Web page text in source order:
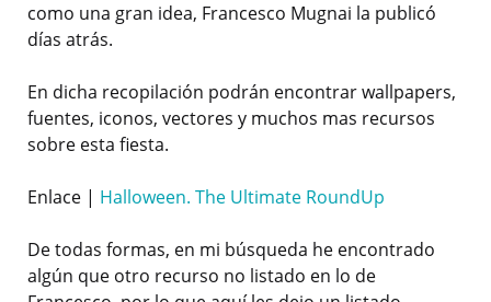
como una gran idea, Francesco Mugnai la publicó
días atrás.
En dicha recopilación podrán encontrar wallpapers,
fuentes, iconos, vectores y muchos mas recursos
sobre esta fiesta.
Enlace | Halloween. The Ultimate RoundUp
De todas formas, en mi búsqueda he encontrado
algún que otro recurso no listado en lo de